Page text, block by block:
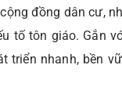
đồng dân cư,
tố tôn giáo. Gắn
triển nhanh, bền